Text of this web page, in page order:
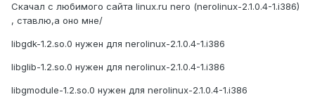
Скачал с любимого сайта linux.ru nero (nerolinux-2.1.0.4-1.i386)
, ставлю,а оно мне/
libgdk-1.2.so.0 нужен для nerolinux-2.1.0.4-1.i386
libglib-1.2.so.0 нужен для nerolinux-2.1.0.4-1.i386
libgmodule-1.2.so.0 нужен для nerolinux-2.1.0.4-1.i386